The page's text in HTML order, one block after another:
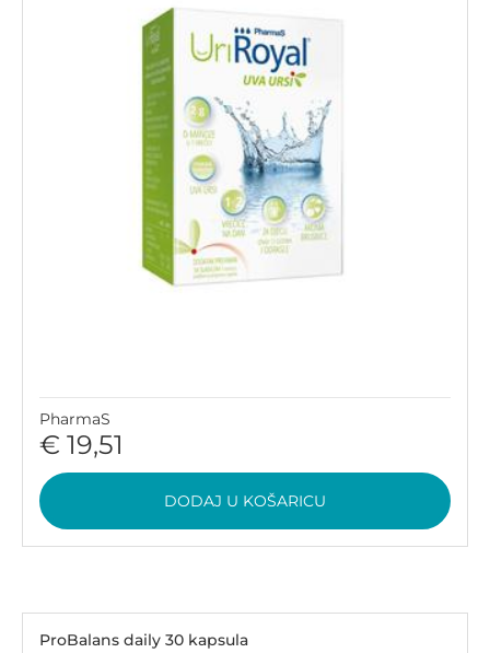
PharmaS
€ 19,51
DODAJ U KOŠARICU
ProBalans daily 30 kapsula